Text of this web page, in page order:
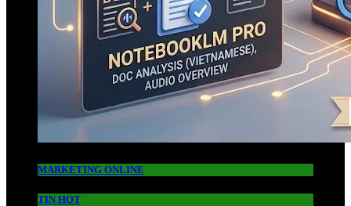
MARKETING ONLINE
TIN HOT